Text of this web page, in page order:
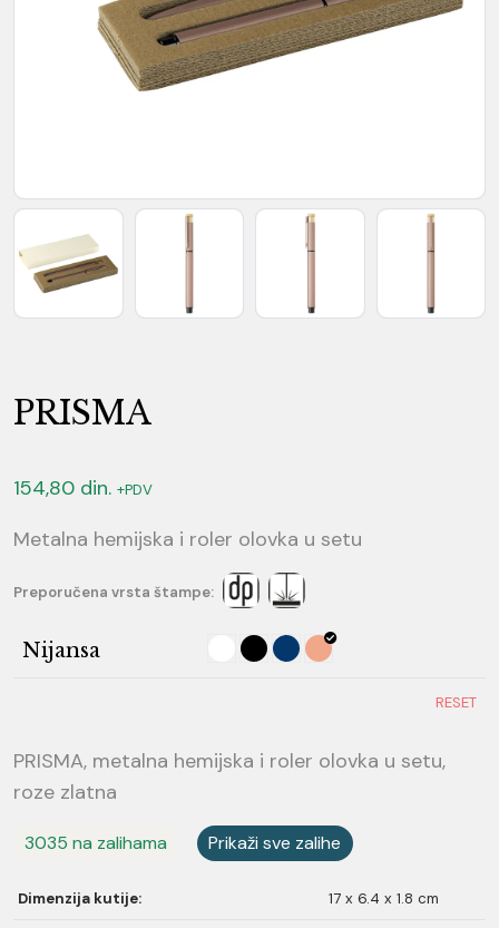
PRISMA
154,80 din. +PDV
Metalna hemijska i roler olovka u setu
Preporučena vrsta štampe:
Nijansa
RESET
PRISMA, metalna hemijska i roler olovka u setu,
roze zlatna
3035 na zalihama Prikaži sve zalihe
Dimenzija kutije: 17 x 6.4 x 1.8 cm